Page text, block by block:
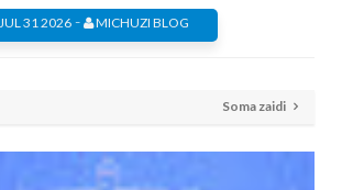
JUL 31 2026 - MICHUZI BLOG
Soma zaidi